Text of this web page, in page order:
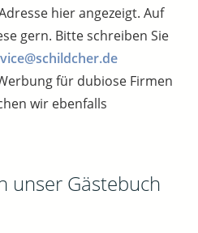
hier angezeigt. Auf
gern. Bitte schreiben Sie
für dubiose Firmen
wir ebenfalls
unser Gästebuch